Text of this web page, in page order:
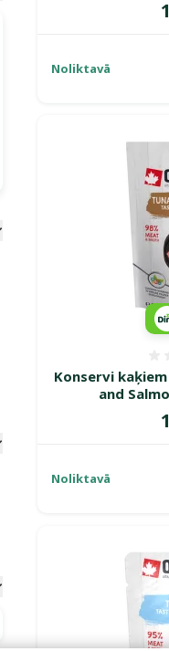
Noliktavā
Konservi
and
Noliktavā